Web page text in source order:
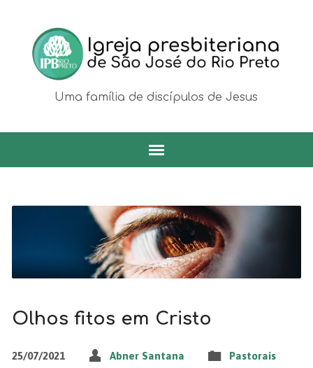
Uma família de discípulos de Jesus
Olhos fitos em Cristo
25/07/2021 Abner Santana Pastorais